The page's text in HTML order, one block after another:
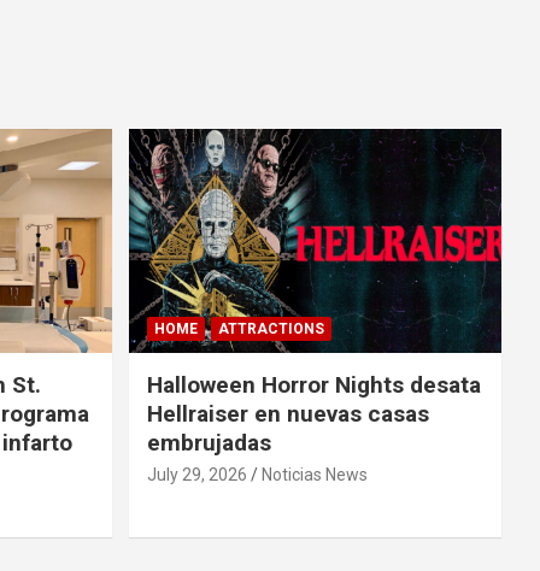
St.
HOME ATTRACTIONS
Halloween Horror Nights desata
Hellraiser en nuevas casas
embrujadas
July 29, 2026 Noticias News